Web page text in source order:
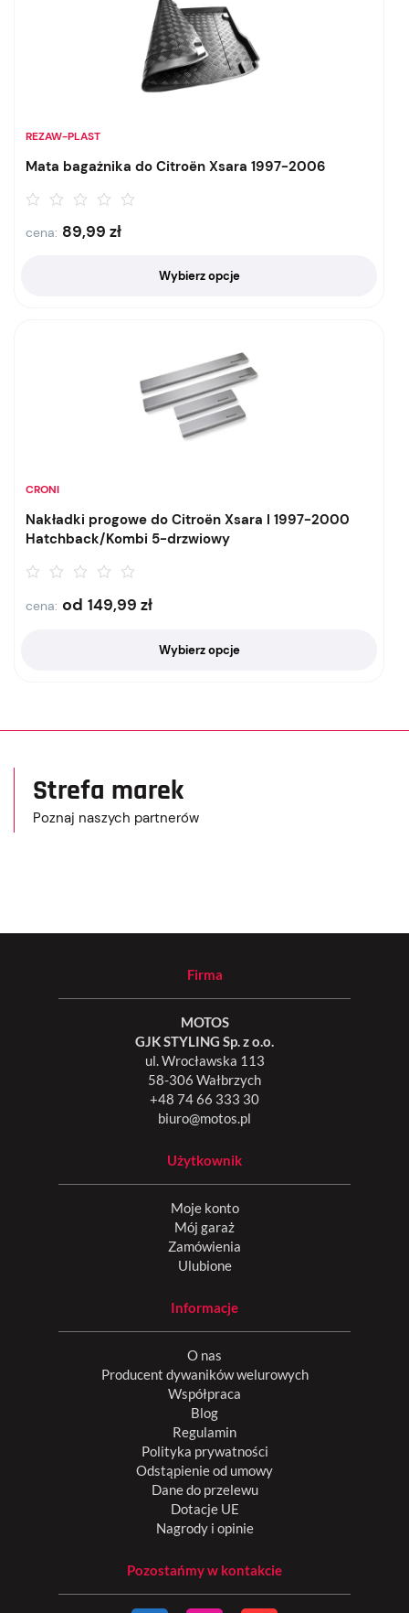
REZAW-PLAST
Mata bagażnika do Citroën Xsara 1997-2006
cena: 89,99 zł
Wybierz opcje
CRONI
Nakładki progowe do Citroën Xsara I 1997-2000
Hatchback/Kombi 5-drzwiowy
cena: od 149,99 zł
Wybierz opcje
Strefa marek
Poznaj naszych partnerów
Firma
MOTOS
GJK STYLING Sp. z o.o.
ul. Wrocławska 113
58-306 Wałbrzych
+48 74 66 333 30
biuro@motos.pl
Użytkownik
Moje konto
Mój garaż
Zamówienia
Ulubione
Informacje
O nas
Producent dywaników welurowych
Współpraca
Blog
Regulamin
Polityka prywatności
Odstąpienie od umowy
Dane do przelewu
Dotacje UE
Nagrody i opinie
Pozostańmy w kontakcie